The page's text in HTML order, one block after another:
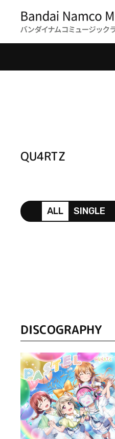
QU4RTZ
ALL SINGLE
DISCOGRAPHY